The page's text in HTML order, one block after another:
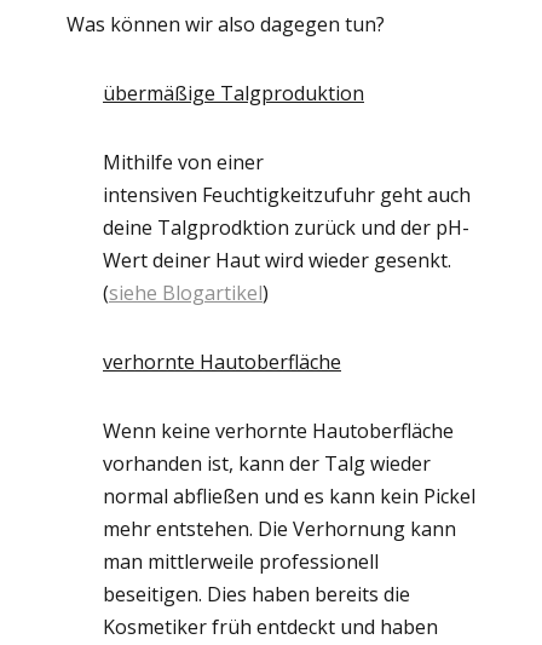
Was können wir also dagegen tun?
übermäßige Talgproduktion
Mithilfe von einer
intensiven Feuchtigkeitzufuhr geht auch
deine Talgprodktion zurück und der pH-
Wert deiner Haut wird wieder gesenkt.
(siehe Blogartikel)
verhornte Hautoberfläche
Wenn keine verhornte Hautoberfläche
vorhanden ist, kann der Talg wieder
normal abfließen und es kann kein Pickel
mehr entstehen. Die Verhornung kann
man mittlerweile professionell
beseitigen. Dies haben bereits die
Kosmetiker früh entdeckt und haben